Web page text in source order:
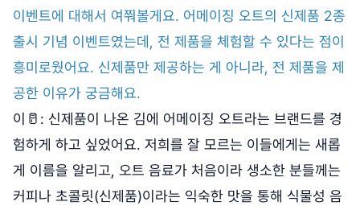
이벤트에 대해서 여쭤볼게요. 어메이징 오트의 신제품 2종
출시 기념 이벤트였는데, 전 제품을 체험할 수 있다는 점이
흥미로웠어요. 신제품만 제공하는 게 아니라, 전 제품을 제
공한 이유가 궁금해요.
이🥛: 신제품이 나온 김에 어메이징 오트라는 브랜드를 경
험하게 하고 싶었어요. 저희를 잘 모르는 이들에게는 새롭
게 이름을 알리고, 오트 음료가 처음이라 생소한 분들께는
커피나 초콜릿(신제품)이라는 익숙한 맛을 통해 식물성 음